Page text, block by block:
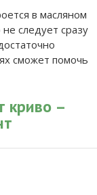
в масляном
следует сразу
сможет помочь
криво –